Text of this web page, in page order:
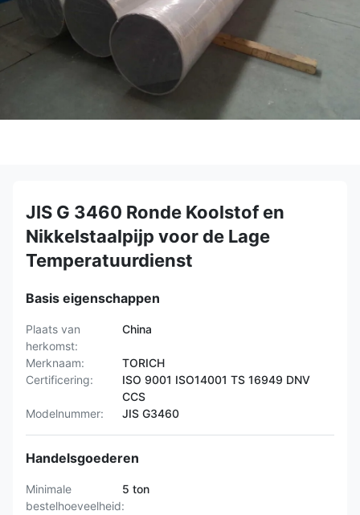
JIS G 3460 Ronde Koolstof en
Nikkelstaalpijp voor de Lage
Temperatuurdienst
Basis eigenschappen
Plaats van
herkomst:
China
Merknaam:
TORICH
Certificering:
ISO 9001 ISO14001 TS 16949 DNV
CCS
Modelnummer:
JIS G3460
Handelsgoederen
Minimale
bestelhoeveelheid:
5 ton